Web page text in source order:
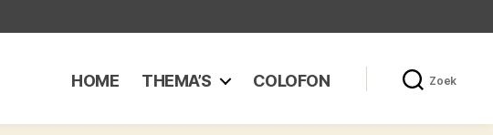
HOME THEMA’S COLOFON Zoek